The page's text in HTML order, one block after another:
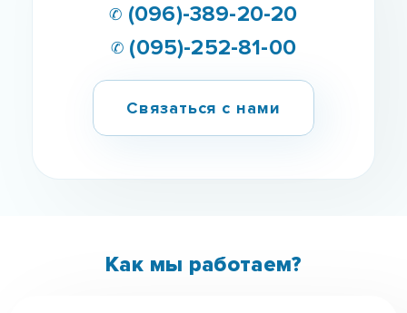
✆ (096)-389-20-20
✆ (095)-252-81-00
Связаться с нами
Как мы работаем?